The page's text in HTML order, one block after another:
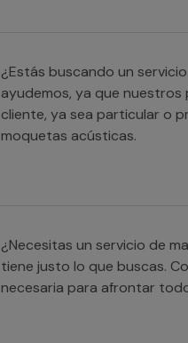
¿Estás buscando un
ayudemos, ya que nuestros
cliente, ya sea particular o
moquetas acústicas.
¿Necesitas un servicio de
tiene justo lo que buscas.
necesaria para afrontar